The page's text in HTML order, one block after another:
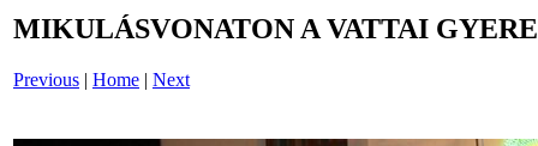
MIKULÁSVONATON A VATTAI
Previous | Home | Next